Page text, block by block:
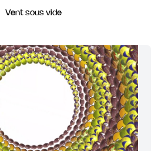
Vent sous vide